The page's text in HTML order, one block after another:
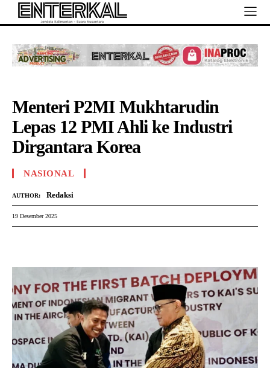
Menteri P2MI Mukhtarudin
Lepas 12 PMI Ahli ke Industri
Dirgantara Korea
NASIONAL
AUTHOR: Redaksi
19 Desember 2025